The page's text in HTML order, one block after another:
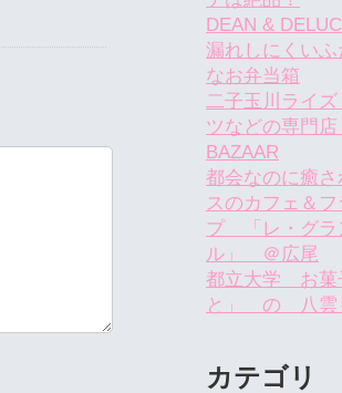
DEAN &
漏れしにくい
なお弁当箱
二子玉川ライ
ツなどの専門
BAZAAR
都会なのに癒
スのカフェ＆
プ 「レ・グラ
ル」 ＠広尾
都立大学 お
と」 の 八雲
カテゴリ